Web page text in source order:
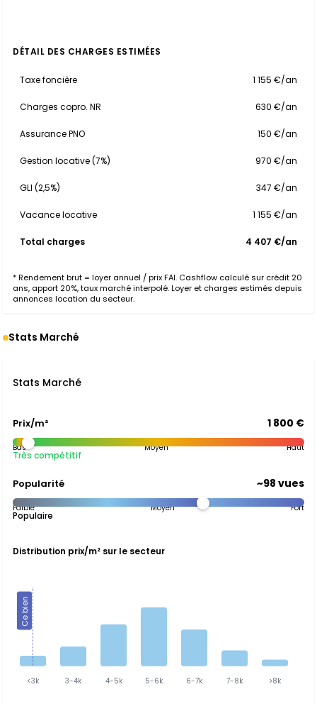
DÉTAIL DES CHARGES ESTIMÉES
Taxe foncière 1 155 €/an
Charges copro. NR 630 €/an
Assurance PNO 150 €/an
Gestion locative (7%) 970 €/an
GLI (2,5%) 347 €/an
Vacance locative 1 155 €/an
Total charges 4 407 €/an
* Rendement brut = loyer annuel / prix FAI. Cashflow calculé sur crédit 20
ans, apport 20%, taux marché interpolé. Loyer et charges estimés depuis
annonces location du secteur.
Stats Marché
Stats Marché
Prix/m² 1 800 €
Bas Moyen Haut
Très compétitif
Popularité ~98 vues
Faible Moyen Fort
Populaire
Distribution prix/m² sur le secteur
<3k 3-4k 4-5k 5-6k 6-7k 7-8k >8k
Ce bien